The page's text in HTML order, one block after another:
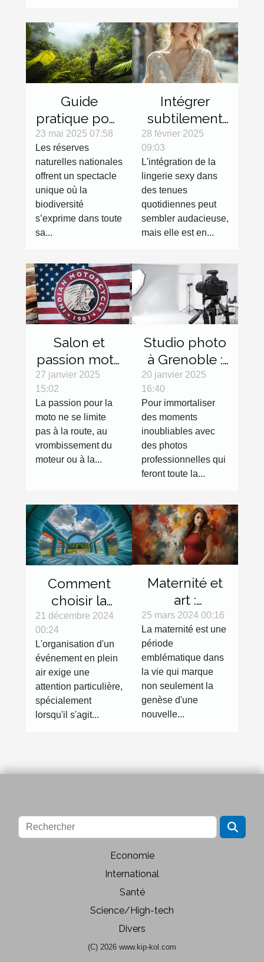
Guide
pratique pour
explorer les
réserves
naturelles
nationales
23 mai 2025 07:58
Les réserves
naturelles nationales
offrent un spectacle
unique où la
biodiversité
s’exprime dans toute
sa...
Intégrer
subtilement
la lingerie
sexy dans
des tenues
de tous les
jours
28 février 2025
09:03
L'intégration de la
lingerie sexy dans
des tenues
quotidiennes peut
sembler audacieuse,
mais elle est en...
Salon et
passion moto
: les objets
décoration
qui feront
toute la
différence
27 janvier 2025
15:02
La passion pour la
moto ne se limite
pas à la route, au
vrombissement du
moteur ou à la...
Studio photo
à Grenoble :
réalisez des
clichés de
qualité !
20 janvier 2025
16:40
Pour immortaliser
des moments
inoubliables avec
des photos
professionnelles qui
feront toute la...
Comment
choisir la
bonne tente
gonflable
pour votre
évènement
21 décembre 2024
00:24
L'organisation d'un
événement en plein
air exige une
attention particulière,
spécialement
lorsqu'il s'agit...
Maternité et
art :
l'expression
de la
grossesse à
travers la
photographie
25 mars 2024 00:16
La maternité est une
période
emblématique dans
la vie qui marque
non seulement la
genèse d'une
nouvelle...
Economie
International
Santé
Science/High-tech
Divers
(C) 2026 www.kip-kol.com